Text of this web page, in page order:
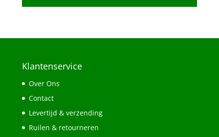
Klantenservice
Over Ons
Contact
Levertijd & verzending
Ruilen & retourneren